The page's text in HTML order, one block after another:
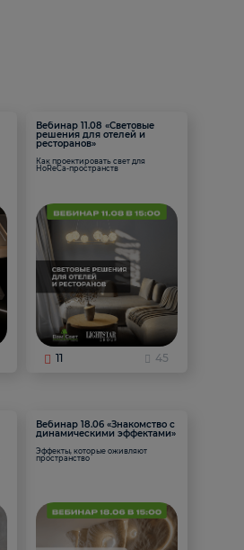
Вебинар 11.08 «Световые
решения для отелей и
ресторанов»
Как проектировать свет для
HoReCa-пространств
11 45
Вебинар 18.06 «Знакомство с
динамическими эффектами»
Эффекты, которые оживляют
пространство